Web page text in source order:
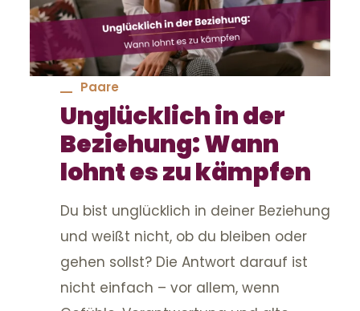
Paare
Unglücklich in der
Beziehung: Wann
lohnt es zu kämpfen
Du bist unglücklich in deiner Beziehung
und weißt nicht, ob du bleiben oder
gehen sollst? Die Antwort darauf ist
nicht einfach – vor allem, wenn